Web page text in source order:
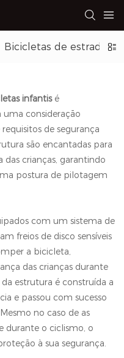
Bicicletas de estrada
infantis é
consideração
de segurança
são encantadas para
das crianças, garantindo
postura de pilotagem
com um sistema de
freios de disco sensíveis
a bicicleta,
das crianças durante
estrutura é construída a
e passou com sucesso
no caso de as
durante o ciclismo, o
à sua segurança.